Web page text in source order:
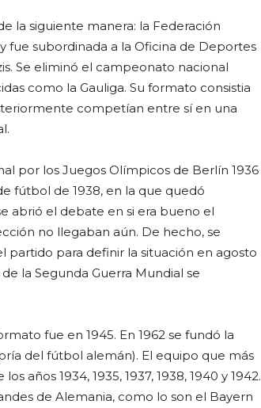
la siguiente manera: la Federación
fue subordinada a la Oficina de Deportes
Se eliminó el campeonato nacional
como la Gauliga. Su formato consistia
competían entre sí en una
por los Juegos Olímpicos de Berlín 1936
fútbol de 1938, en la que quedó
abrió el debate en si era bueno el
no llegaban aún. De hecho, se
partido para definir la situación en agosto
la Segunda Guerra Mundial se
fue en 1945. En 1962 se fundó la
del fútbol alemán). El equipo que más
años 1934, 1935, 1937, 1938, 1940 y 1942.
de Alemania, como lo son el Bayern